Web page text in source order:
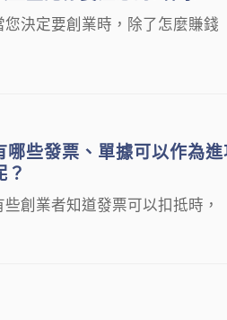
您決定要創業時，除了怎麼賺錢
哪些發票、單據可以作為
？
些創業者知道發票可以扣抵時，